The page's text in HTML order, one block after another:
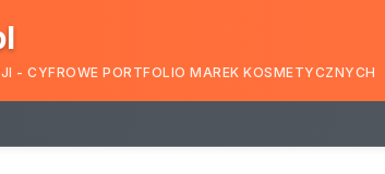
- CYFROWE PORTFOLIO MAREK KOSMETYCZNYCH